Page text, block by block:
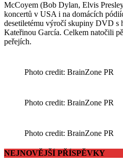
McCoyem (Bob Dylan, Elvis
koncertů v USA i na domácích
desetiletému výročí skupiny DVD s
Kateřinou García. Celkem natočili
peřejích.
Photo credit: BrainZone PR
Photo credit: BrainZone PR
Photo credit: BrainZone PR
NEJNOVĚJŠÍ PŘÍSPĚVKY